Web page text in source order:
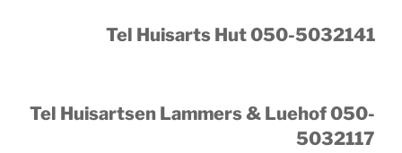
Tel Huisarts Hut 050-5032141
Tel Huisartsen Lammers & Luehof 050-
5032117